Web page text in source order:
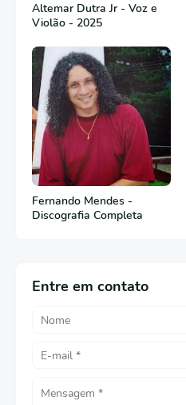
Altemar Dutra Jr - Voz e
Violão - 2025
Fernando Mendes -
Discografia Completa
Entre em contato